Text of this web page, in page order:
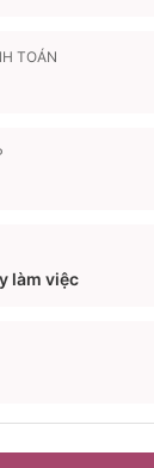
TOÁN
làm việc